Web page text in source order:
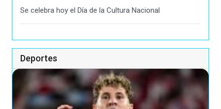
Se celebra hoy el Día de la Cultura Nacional
Deportes